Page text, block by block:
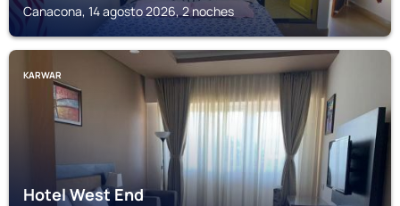
Canacona, 14 agosto 2026, 2 noches
KARWAR
Hotel West End